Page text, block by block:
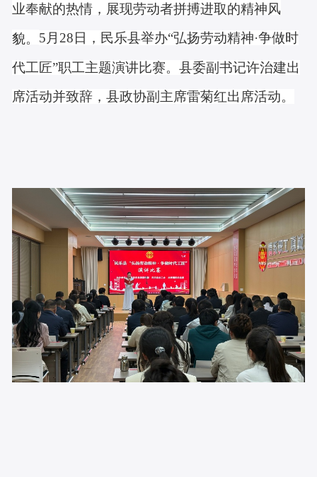
业奉献的热情， 展现劳动者拼搏进取的精神风
貌。 5月28日，民乐县举办“弘扬劳动精神·争做时
代工匠”职工主题演讲比赛。县委副书记许治建出
席活动并致辞，县政协副主席雷菊红出席活动。